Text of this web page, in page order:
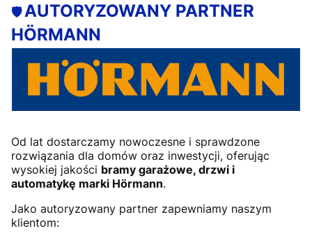
🛡️AUTORYZOWANY PARTNER
HÖRMANN
Od lat dostarczamy nowoczesne i sprawdzone
rozwiązania dla domów oraz inwestycji, oferując
wysokiej jakości bramy garażowe, drzwi i
automatykę marki Hörmann.
Jako autoryzowany partner zapewniamy naszym
klientom: